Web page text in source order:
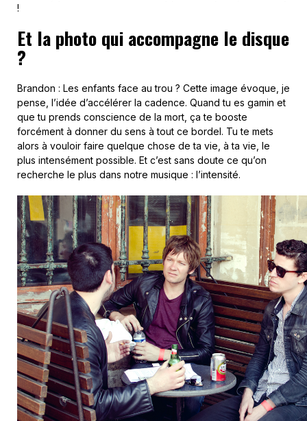
!
Et la photo qui accompagne le disque
?
Brandon : Les enfants face au trou ? Cette image évoque, je
pense, l’idée d’accélérer la cadence. Quand tu es gamin et
que tu prends conscience de la mort, ça te booste
forcément à donner du sens à tout ce bordel. Tu te mets
alors à vouloir faire quelque chose de ta vie, à ta vie, le
plus intensément possible. Et c’est sans doute ce qu’on
recherche le plus dans notre musique : l’intensité.